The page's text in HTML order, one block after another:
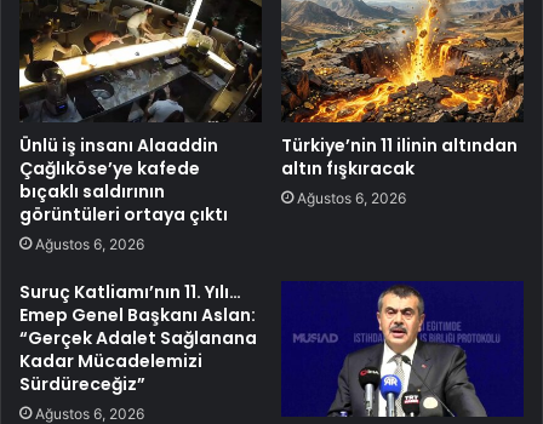
Ünlü iş insanı Alaaddin
Çağlıköse’ye kafede
bıçaklı saldırının
görüntüleri ortaya çıktı
Ağustos 6, 2026
Türkiye’nin 11 ilinin altından
altın fışkıracak
Ağustos 6, 2026
Suruç Katliamı’nın 11. Yılı…
Emep Genel Başkanı Aslan:
“Gerçek Adalet Sağlanana
Kadar Mücadelemizi
Sürdüreceğiz”
Ağustos 6, 2026